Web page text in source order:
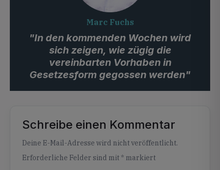
Marc Fuchs
"In den kommenden Wochen wird
sich zeigen, wie zügig die
vereinbarten Vorhaben in
Gesetzesform gegossen werden"
Schreibe einen Kommentar
Deine E-Mail-Adresse wird nicht veröffentlicht.
Erforderliche Felder sind mit * markiert
Alternative: